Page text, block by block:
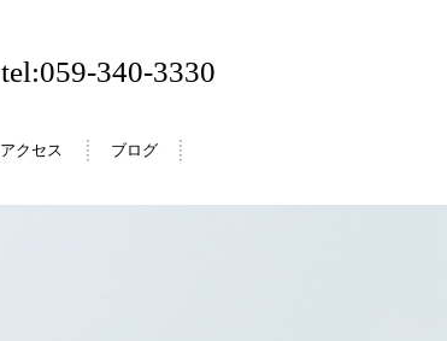
アクセス ブログ
tel:059-340-3330